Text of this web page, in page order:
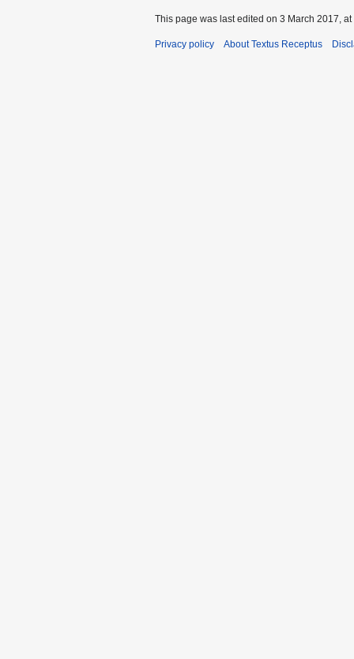
This page was last edited on 3 March 2017, at
Privacy policy About Textus Receptus